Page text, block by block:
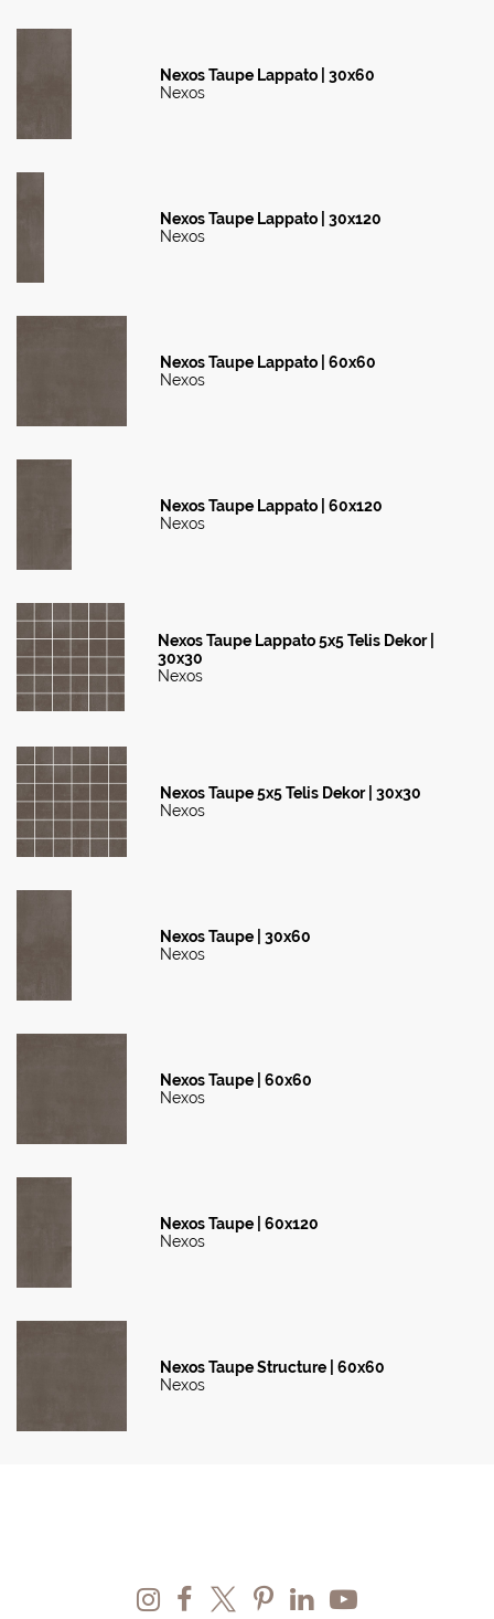
Nexos Taupe Lappato | 30x60
Nexos
Nexos Taupe Lappato | 30x120
Nexos
Nexos Taupe Lappato | 60x60
Nexos
Nexos Taupe Lappato | 60x120
Nexos
Nexos Taupe Lappato 5x5 Telis Dekor |
30x30
Nexos
Nexos Taupe 5x5 Telis Dekor | 30x30
Nexos
Nexos Taupe | 30x60
Nexos
Nexos Taupe | 60x60
Nexos
Nexos Taupe | 60x120
Nexos
Nexos Taupe Structure | 60x60
Nexos